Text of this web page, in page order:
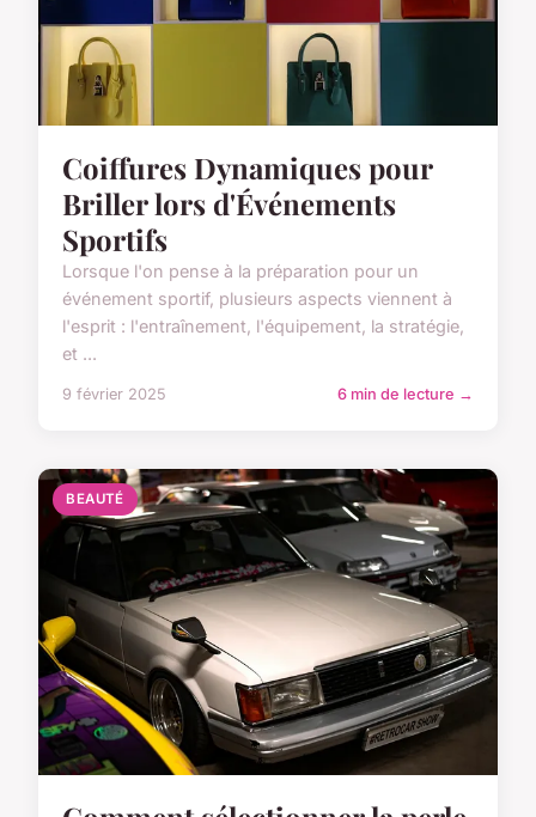
Coiffures Dynamiques pour
Briller lors d'Événements
Sportifs
Lorsque l'on pense à la préparation pour un
événement sportif, plusieurs aspects viennent à
l'esprit : l'entraînement, l'équipement, la stratégie,
et ...
9 février 2025 6 min de lecture →
BEAUTÉ